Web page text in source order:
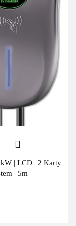
| LCD | 2 Karty
| 5m